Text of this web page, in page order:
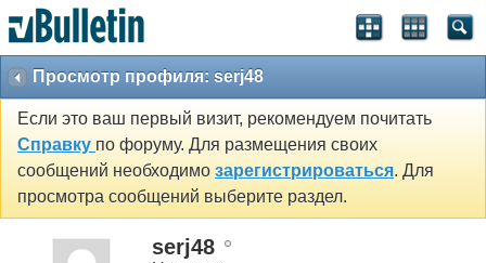
Просмотр профиля: serj48
Если это ваш первый визит, рекомендуем почитать
Справку по форуму. Для размещения своих
сообщений необходимо зарегистрироваться. Для
просмотра сообщений выберите раздел.
serj48